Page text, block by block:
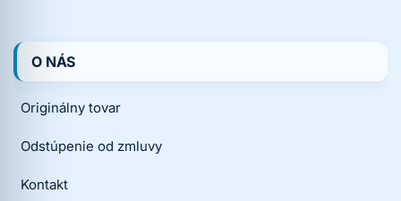
O NÁS
Originálny tovar
Odstúpenie od zmluvy
Kontakt